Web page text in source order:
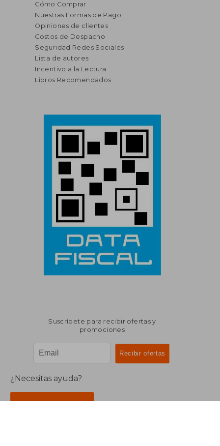
Cómo Comprar
Nuestras Formas de Pago
Opiniones de clientes
Costos de Despacho
Seguridad Redes Sociales
Lista de autores
Incentivo a la Lectura
Libros Recomendados
Suscríbete para recibir ofertas y
promociones
¿Necesitas ayuda?